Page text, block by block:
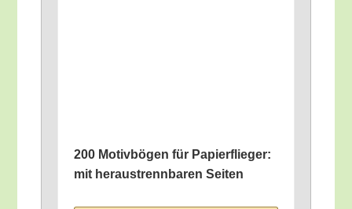
200 Motiv­bö­gen für Papier­flie­ger:
mit her­aus­trenn­ba­ren Seiten